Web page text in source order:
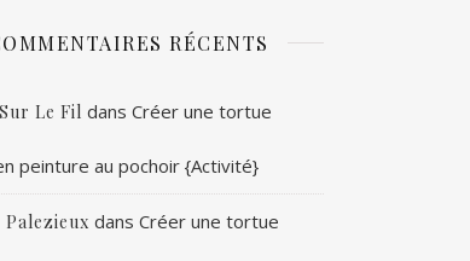
RÉCENTS
Le Fil dans Créer une tortue
peinture au pochoir {Activité}
Palezieux dans Créer une tortue